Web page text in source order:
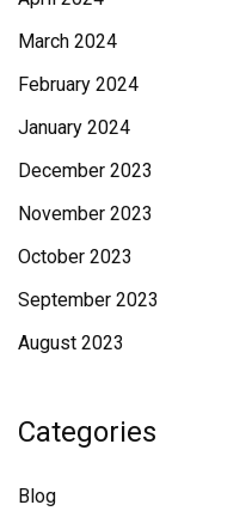
March 2024
February 2024
January 2024
December 2023
November 2023
October 2023
September 2023
August 2023
Categories
Blog